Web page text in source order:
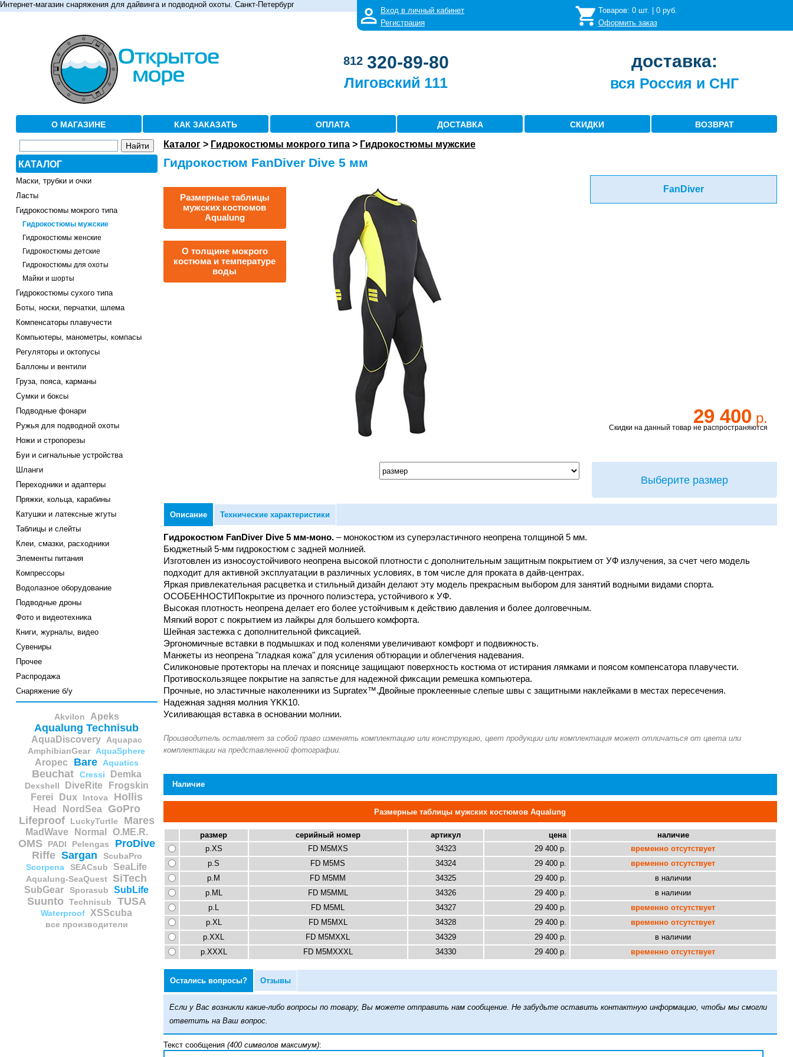
Интернет-магазин снаряжения для дайвинга и подводной охоты. Санкт-Петербург
Вход в личный кабинет
Регистрация
Товаров: 0шт. | 0руб.
Оформить заказ
812 320-89-80
Лиговский 111
доставка:
вся Россия и СНГ
О МАГАЗИНЕ КАК ЗАКАЗАТЬ ОПЛАТА ДОСТАВКА СКИДКИ ВОЗВРАТ
КАТАЛОГ
Маски, трубки и очки
Ласты
Гидрокостюмы мокрого типа
Гидрокостюмы мужские
Гидрокостюмы женские
Гидрокостюмы детские
Гидрокостюмы для охоты
Майки и шорты
Гидрокостюмы сухого типа
Боты, носки, перчатки, шлема
Компенсаторы плавучести
Компьютеры, манометры, компасы
Регуляторы и октопусы
Баллоны и вентили
Груза, пояса, карманы
Сумки и боксы
Подводные фонари
Ружья для подводной охоты
Ножи и стропорезы
Буи и сигнальные устройства
Шланги
Переходники и адаптеры
Пряжки, кольца, карабины
Катушки и латексные жгуты
Таблицы и слейты
Клеи, смазки, расходники
Элементы питания
Компрессоры
Водолазное оборудование
Подводные дроны
Фото и видеотехника
Книги, журналы, видео
Сувениры
Прочее
Распродажа
Снаряжение б/у
Akvilon Apeks
Aqualung Technisub
AquaDiscovery Aquapac
AmphibianGear AquaSphere
Aropec Bare Aquatics
Beuchat Cressi Demka
Dexshell DiveRite
Frogskin
Ferei
Dux Intova Hollis
Head NordSea
GoPro
Lifeproof
LuckyTurtle Mares
MadWave Normal O.ME.R.
OMS PADI Pelengas
ProDive
Riffe Sargan
ScubaPro
Scorpena
SEACsub SeaLife
Aqualung-SeaQuest SiTech
SubGear Sporasub SubLife
Suunto Technisub TUSA
Waterproof XSScuba
все производители
Каталог> Гидрокостюмы мокрого типа> Гидрокостюмы мужские
Гидрокостюм FanDiver Dive 5 мм
Размерные таблицы
мужских костюмов
Aqualung
О толщине мокрого
костюма и температуре
воды
FanDiver
29 400 р.
Скидки на данный товар не распространяются
Выберите размер
Описание Технические характеристики
Гидрокостюм FanDiver Dive 5 мм-моно.– монокостюм из суперэластичного неопрена толщиной 5 мм.
Бюджетный 5-мм гидрокостюм с задней молнией.
Изготовлен из износоустойчивого неопрена высокой плотности с дополнительным защитным покрытием от УФ излучения, за счет чего модель
подходит для активной эксплуатации в различных условиях, в том числе для проката в дайв-центрах.
Яркая привлекательная расцветка и стильный дизайн делают эту модель прекрасным выбором для занятий водными видами спорта.
ОСОБЕННОСТИПокрытие из прочного полиэстера, устойчивого к УФ.
Высокая плотность неопрена делает его более устойчивым к действию давления и более долговечным.
Мягкий ворот с покрытием из лайкры для большего комфорта.
Шейная застежка с дополнительной фиксацией.
Эргономичные вставки в подмышках и под коленями увеличивают комфорт и подвижность.
Манжеты из неопрена "гладкая кожа" для усиления обтюрации и облегчения надевания.
Силиконовые протекторы на плечах и пояснице защищают поверхность костюма от истирания лямками и поясом компенсатора плавучести.
Противоскользящее покрытие на запястье для надежной фиксации ремешка компьютера.
Прочные, но эластичные наколенники из Supratex™.Двойные проклеенные слепые швы с защитными наклейками в местах пересечения.
Надежная задняя молния YKK10.
Усиливающая вставка в основании молнии.
Наличие
Размерные таблицы мужских костюмов Aqualung
размер серийный номер артикул цена
наличие
р.XS
FD M5MXS 34323 29 400 р.
временно отсутствует
р.S
FD M5MS 34324 29 400 р.
временно отсутствует
р.M
FD M5MM 34325 29 400 р.
в наличии
р.ML
FD M5MML 34326 29 400 р.
в наличии
р.L
FD M5ML 34327 29 400 р.
временно отсутствует
р.XL
FD M5MXL 34328 29 400 р.
временно отсутствует
р.XXL
FD M5MXXL 34329 29 400 р.
в наличии
р.XXXL
FD M5MXXXL 34330 29 400 р. временно отсутствует
Остались вопросы? Отзывы
Если у Вас возникли какие-либо вопросы по товару, Вы можете отправить нам сообщение. Не забудьте оставить контактную информацию, чтобы мы смогли
ответить на Ваш вопрос.
Текст сообщения (400 символов максимум):